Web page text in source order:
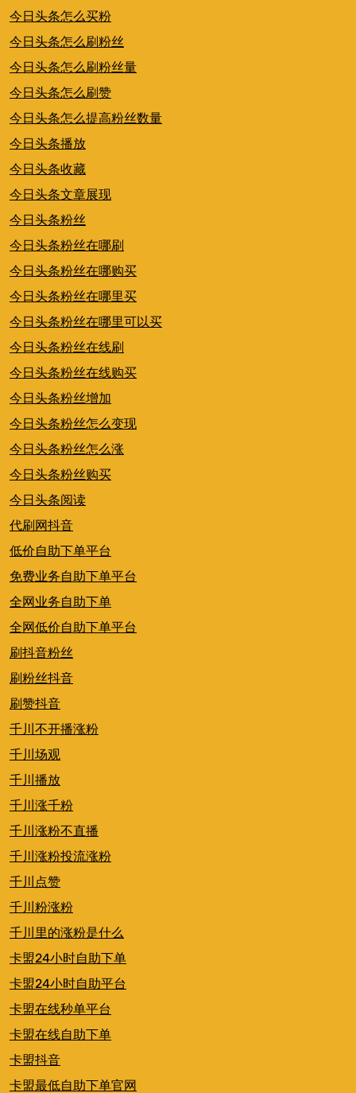
今日头条怎么买粉
今日头条怎么刷粉丝
今日头条怎么刷粉丝量
今日头条怎么刷赞
今日头条怎么提高粉丝数量
今日头条播放
今日头条收藏
今日头条文章展现
今日头条粉丝
今日头条粉丝在哪刷
今日头条粉丝在哪购买
今日头条粉丝在哪里买
今日头条粉丝在哪里可以买
今日头条粉丝在线刷
今日头条粉丝在线购买
今日头条粉丝增加
今日头条粉丝怎么变现
今日头条粉丝怎么涨
今日头条粉丝购买
今日头条阅读
代刷网抖音
低价自助下单平台
免费业务自助下单平台
全网业务自助下单
全网低价自助下单平台
刷抖音粉丝
刷粉丝抖音
刷赞抖音
千川不开播涨粉
千川场观
千川播放
千川涨千粉
千川涨粉不直播
千川涨粉投流涨粉
千川点赞
千川粉涨粉
千川里的涨粉是什么
卡盟24小时自助下单
卡盟24小时自助平台
卡盟在线秒单平台
卡盟在线自助下单
卡盟抖音
卡盟最低自助下单官网